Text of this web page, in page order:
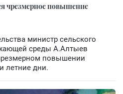
чрезмерное повышение
министр сельского
среды А.Алтыев
повышении
летние дни.